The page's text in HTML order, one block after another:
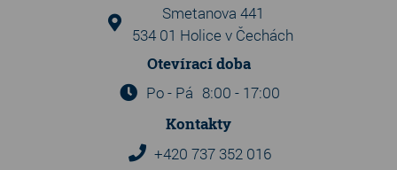
Smetanova 441
534 01 Holice v Čechách
Otevírací doba
Po - Pá 8:00 - 17:00
Kontakty
+420 737 352 016